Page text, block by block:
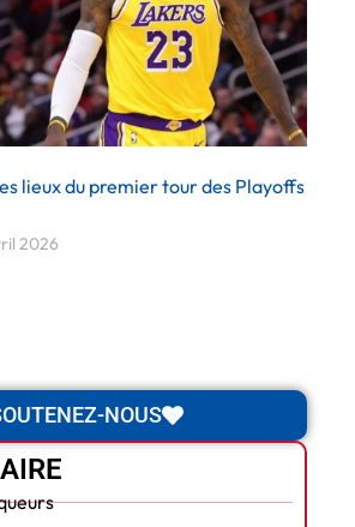
lieux du premier tour des Playoffs
2026
NOUS